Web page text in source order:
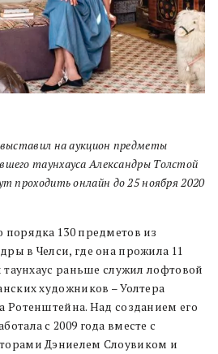
на аукцион предметы
таунхауса Александры Толстой
проходить онлайн до 25 ноября 2020
130 предметов из
в Челси, где она прожила 11
таунхаус раньше служил лофтовой
художников – Уолтера
Ротенштейна. Над созданием его
с 2009 года вместе с
Дэниелем Слоувиком и